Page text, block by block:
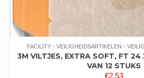
FACILITY VEILIGHEIDSARTIKELEN
3M VILTJES, EXTRA SOFT, FT 24
VAN 12 STUKS
€2,53